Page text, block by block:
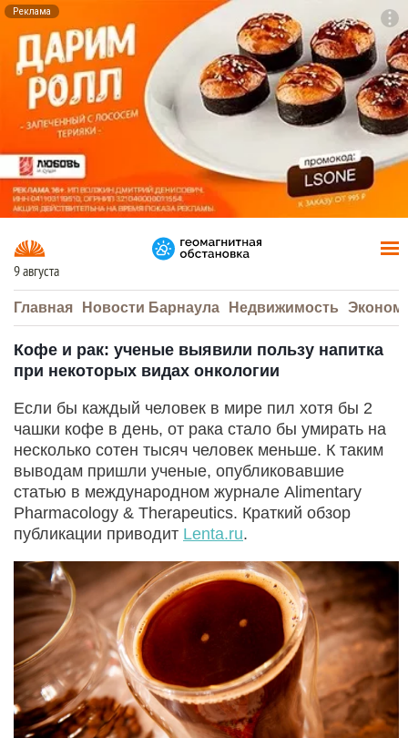
Реклама
9 августа
Главная Новости Барнаула Недвижимость
Кофе и рак: ученые выявили пользу напитка
при некоторых видах онкологии
Если бы каждый человек в мире пил хотя бы 2
чашки кофе в день, от рака стало бы умирать на
несколько сотен тысяч человек меньше. К таким
выводам пришли ученые, опубликовавшие
статью в международном журнале Alimentary
Pharmacology & Therapeutics. Краткий обзор
публикации приводит Lenta.ru.